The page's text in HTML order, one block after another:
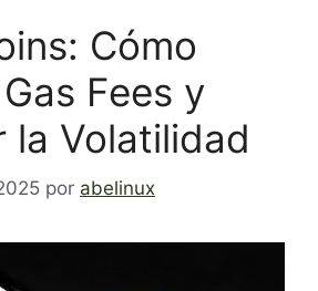
Cómo
Fees y
la Volatilidad
por abelinux